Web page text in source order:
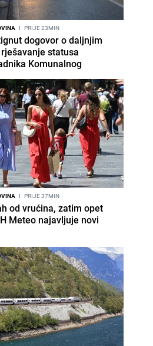
I PRIJE 23MIN
dogovor o daljnjim
statusa
Komunalnog
I PRIJE 37MIN
od vrućina, zatim opet
Meteo najavljuje novi